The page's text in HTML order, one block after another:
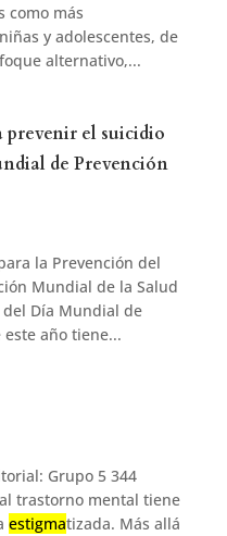
como más
y adolescentes, de
alternativo,...
el suicidio 
de Prevención
la Prevención del
Mundial de la Salud
del Día Mundial de
año tiene...
Grupo 5 344
trastorno mental tiene
estigmatizada. Más allá